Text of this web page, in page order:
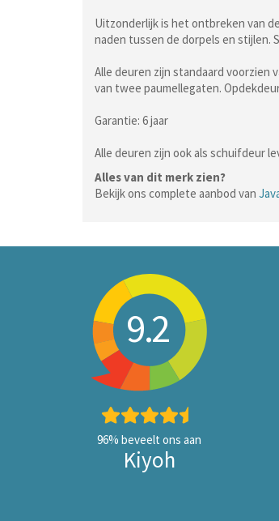
Uitzonderlijk is het ontbreken van
naden tussen de dorpels en stijlen.
Alle deuren zijn standaard voorzien
van twee paumellegaten.
Garantie: 6 jaar
Alle deuren zijn ook als schuifdeur
Alles van dit merk zien?
Bekijk ons complete aanbod van
9.2
96% beveelt ons aan
Kiyoh